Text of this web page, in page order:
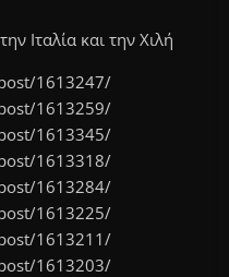
Ιταλία και την Χιλή
1613247/
1613259/
1613345/
1613318/
1613284/
1613225/
1613211/
1613203/